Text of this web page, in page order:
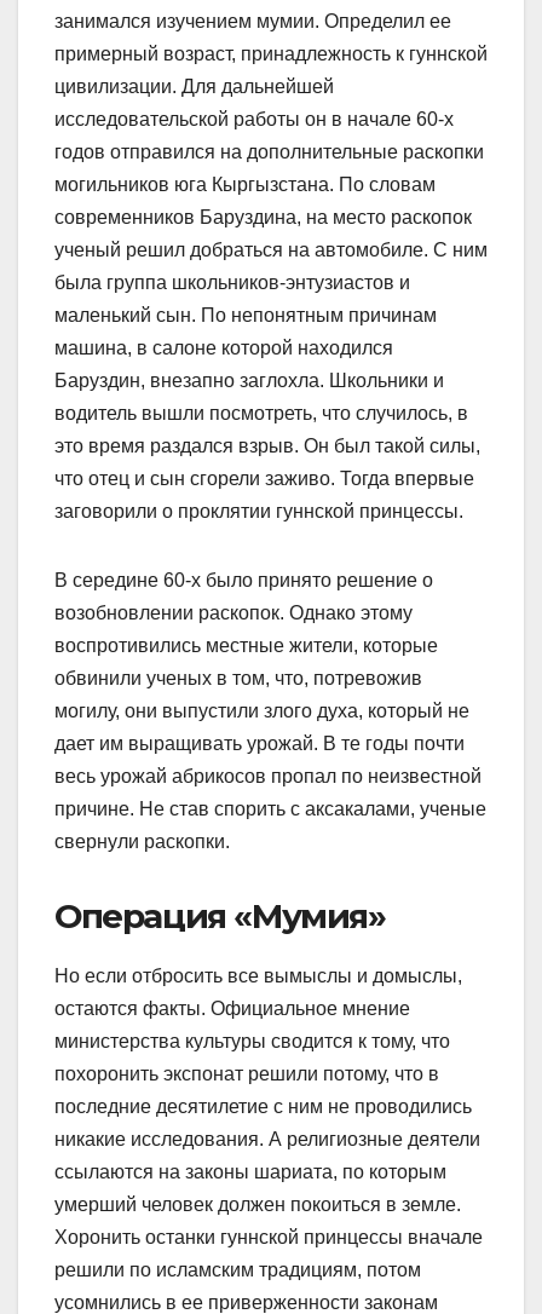
занимался изучением мумии. Определил ее
примерный возраст, принад­лежность к гуннской
цивилизации. Для дальнейшей
исследовательской работы он в начале 60-х
годов отправился на дополнительные раскопки
могильников юга Кыргызстана. По словам
современников Баруздина, на место раскопок
ученый решил добраться на автомобиле. С ним
была группа школьников-энтузиастов и
маленький сын. По непонятным причинам
машина, в салоне которой находился
Баруздин, внезапно заглохла. Школьники и
водитель вышли посмотреть, что случилось, в
это время раздался взрыв. Он был такой силы,
что отец и сын сгорели заживо. Тогда впервые
заговорили о проклятии гуннской принцессы.
В середине 60-х было принято решение о
возобновлении раскопок. Однако этому
воспротивились местные жители, которые
обвинили ученых в том, что, потревожив
могилу, они выпустили злого духа, который не
дает им выращивать урожай. В те годы почти
весь урожай абрикосов пропал по неизвестной
причине. Не став спорить с аксакалами, ученые
свернули раскопки.
Операция «Мумия»
Но если отбросить все вымыслы и домыслы,
остаются факты. Официальное мнение
министерства культуры сводится к тому, что
похоронить экспонат решили потому, что в
последние десятилетие с ним не проводились
никакие исследования. А религиозные деятели
ссылаются на законы шариата, по которым
умерший человек должен покоиться в земле.
Хоронить останки гуннской принцессы вначале
решили по исламским традициям, потом
усомнились в ее приверженности законам